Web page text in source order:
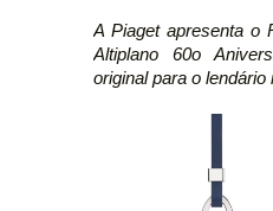
A Piaget apresenta o
Altiplano 60o
original para o lendário